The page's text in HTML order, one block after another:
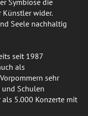
Symbiose die
Künstler wider.
Seele nachhaltig
seit 1987
als
sehr
Schulen
als 5.000 Konzerte mit